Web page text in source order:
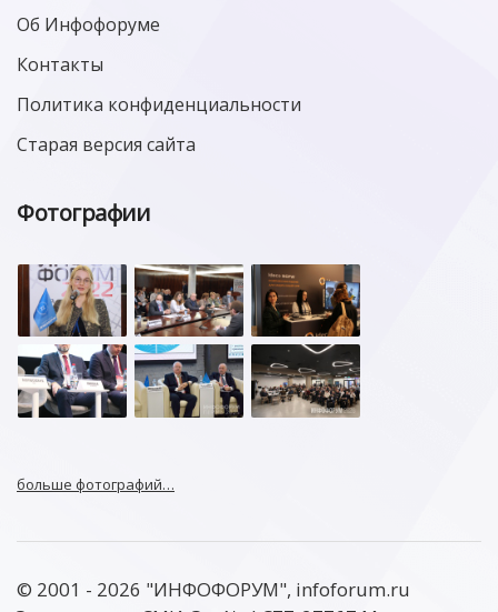
Об Инфофоруме
Контакты
Политика конфиденциальности
Старая версия сайта
Фотографии
больше фотографий…
© 2001 - 2026 "ИНФОФОРУМ", infoforum.ru